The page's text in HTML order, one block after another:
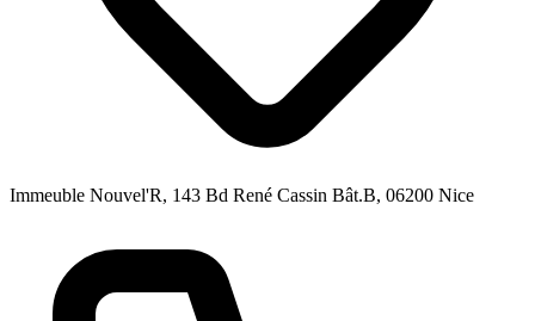
Immeuble Nouvel'R, 143 Bd René Cassin Bât.B, 06200 Nice